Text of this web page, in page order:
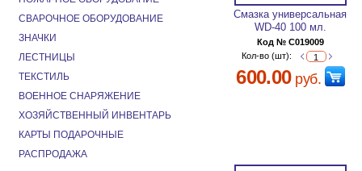
Смазка универсальная
WD-40 100 мл.
Код № C019009
Кол-во (шт):
600.00руб.
СВАРОЧНОЕ ОБОРУДОВАНИЕ
ЗНАЧКИ
ЛЕСТНИЦЫ
ТЕКСТИЛЬ
ВОЕННОЕ СНАРЯЖЕНИЕ
ХОЗЯЙСТВЕННЫЙ ИНВЕНТАРЬ
КАРТЫ ПОДАРОЧНЫЕ
РАСПРОДАЖА